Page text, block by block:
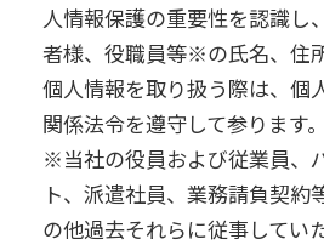
人情報保護の重要性を認識し
者様、役職員等※の氏名、住
個人情報を取り扱う際は、個
関係法令を遵守して参ります。
※当社の役員および従業員、
ト、派遣社員、業務請負契約
の他過去それらに従事してい